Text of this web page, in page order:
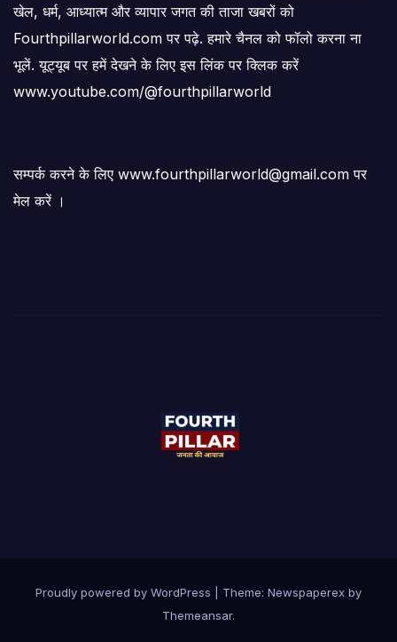
खेल, धर्म, आध्यात्म और व्यापार जगत की ताजा खबरों को
Fourthpillarworld.com पर पढ़े. हमारे चैनल को फॉलो करना ना
भूलें. यूट्यूब पर हमें देखने के लिए इस लिंक पर क्लिक करें
www.youtube.com/@fourthpillarworld
सम्पर्क करने के लिए www.fourthpillarworld@gmail.com पर
मेल करें ।
Proudly powered by WordPress
Theme: Newspaperex by
Themeansar.